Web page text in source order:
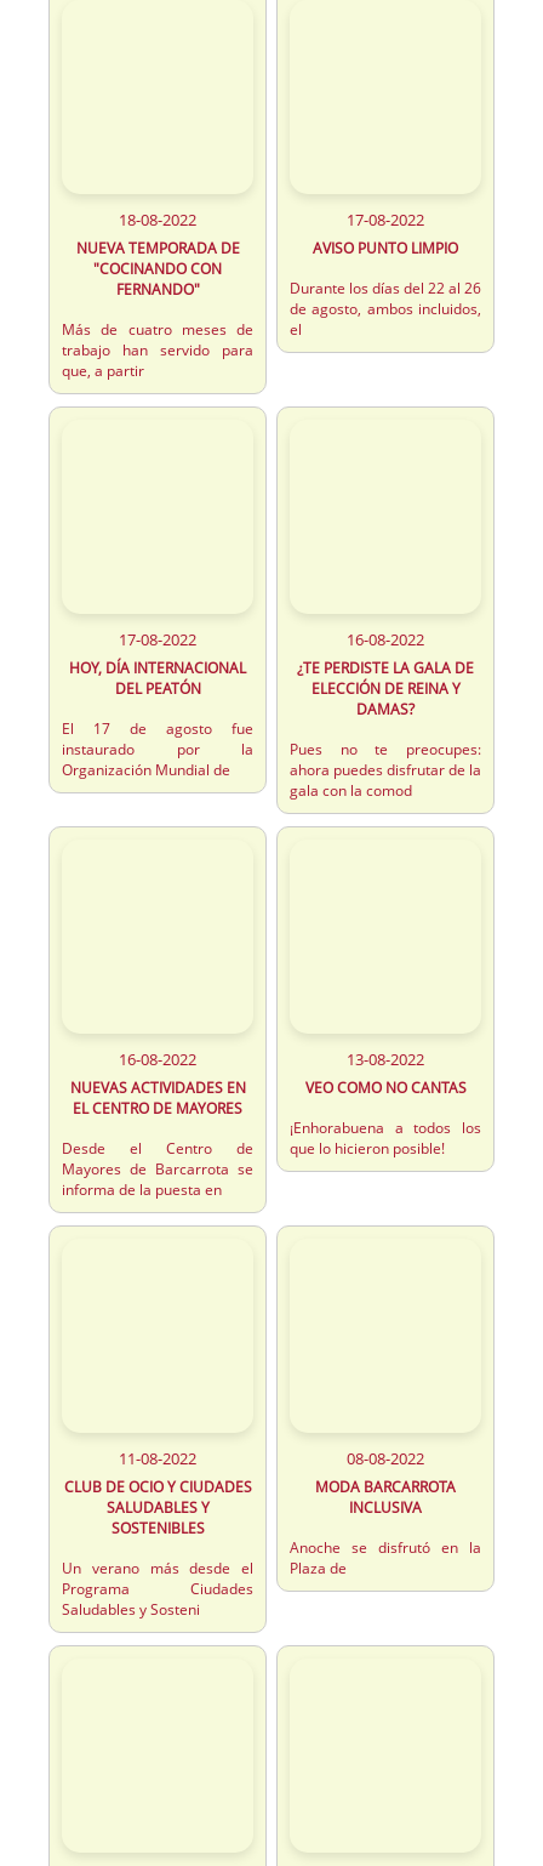
18-08-2022
NUEVA TEMPORADA DE
"COCINANDO CON
FERNANDO"
Más de cuatro meses de
trabajo han servido para
que, a partir
17-08-2022
AVISO PUNTO LIMPIO
Durante los días del 22 al 26
de agosto, ambos incluidos,
el
17-08-2022
HOY, DÍA INTERNACIONAL
DEL PEATÓN
El 17 de agosto fue
instaurado por la
Organización Mundial de
16-08-2022
¿TE PERDISTE LA GALA DE
ELECCIÓN DE REINA Y
DAMAS?
Pues no te preocupes:
ahora puedes disfrutar de la
gala con la comod
16-08-2022
NUEVAS ACTIVIDADES EN
EL CENTRO DE MAYORES
Desde el Centro de
Mayores de Barcarrota se
informa de la puesta en
13-08-2022
VEO COMO NO CANTAS
¡Enhorabuena a todos los
que lo hicieron posible!
11-08-2022
CLUB DE OCIO Y CIUDADES
SALUDABLES Y
SOSTENIBLES
Un verano más desde el
Programa Ciudades
Saludables y Sosteni
08-08-2022
MODA BARCARROTA
INCLUSIVA
Anoche se disfrutó en la
Plaza de